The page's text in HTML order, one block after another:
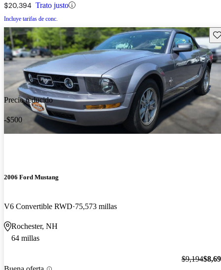
$20,394 Trato justo
Incluye tarifas de conc.
Precio reducido
-$500
2006 Ford Mustang
V6 Convertible RWD 75,573 millas
Rochester, NH
64 millas
$9,194